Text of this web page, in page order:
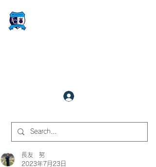
長友 努
2023年7月23日